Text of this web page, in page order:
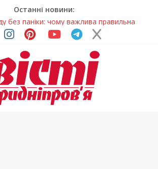
Останні новини:
без паніки: чому важлива правильна
Як працюють телемедичні центри на
підготовка до опалювального
на Дніпропетровщині досліджують місце
монастиря (Фото)